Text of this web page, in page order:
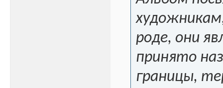
роде, они
принято
границы,